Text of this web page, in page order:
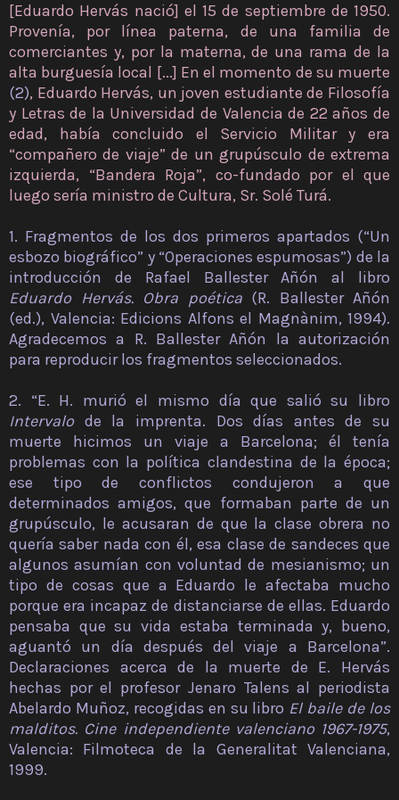
[Eduardo Hervás nació] el 15 de septiembre de 1950.
Provenía, por línea paterna, de una familia de
comerciantes y, por la materna, de una rama de la
alta burguesía local [...] En el momento de su muerte
(2), Eduardo Hervás, un joven estudiante de Filosofía
y Letras de la Universidad de Valencia de 22 años de
edad, había concluido el Servicio Militar y era
“compañero de viaje” de un grupúsculo de extrema
izquierda, “Bandera Roja”, co-fundado por el que
luego sería ministro de Cultura, Sr. Solé Turá.
1. Fragmentos de los dos primeros apartados (“Un
esbozo biográfico” y “Operaciones espumosas”) de la
introducción de Rafael Ballester Añón al libro
Eduardo Hervás. Obra poética(R. Ballester Añón
(ed.), Valencia: Edicions Alfons el Magnànim, 1994).
Agradecemos a R. Ballester Añón la autorización
para reproducir los fragmentos seleccionados.
2. “E. H. murió el mismo día que salió su libro
Intervalode la imprenta. Dos días antes de su
muerte hicimos un viaje a Barcelona; él tenía
problemas con la política clandestina de la época;
ese tipo de conflictos condujeron a que
determinados amigos, que formaban parte de un
grupúsculo, le acusaran de que la clase obrera no
quería saber nada con él, esa clase de sandeces que
algunos asumían con voluntad de mesianismo; un
tipo de cosas que a Eduardo le afectaba mucho
porque era incapaz de distanciarse de ellas. Eduardo
pensaba que su vida estaba terminada y, bueno,
aguantó un día después del viaje a Barcelona”.
Declaraciones acerca de la muerte de E. Hervás
hechas por el profesor Jenaro Talens al periodista
Abelardo Muñoz, recogidas en su libro El baile de los
malditos. Cine independiente valenciano 1967-1975,
Valencia: Filmoteca de la Generalitat Valenciana,
1999.